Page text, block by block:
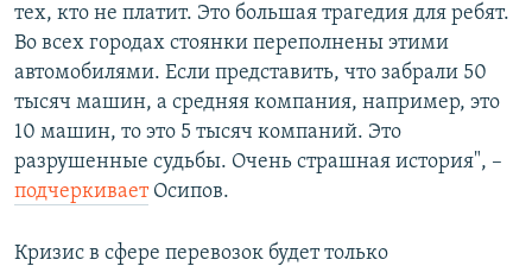
тех, кто не платит. Это большая трагедия для ребят.
Во всех городах стоянки переполнены этими
автомобилями. Если представить, что забрали 50
тысяч машин, а средняя компания, например, это
10 машин, то это 5 тысяч компаний. Это
разрушенные судьбы. Очень страшная история", –
подчеркиваетОсипов.
Кризис в сфере перевозок будет только